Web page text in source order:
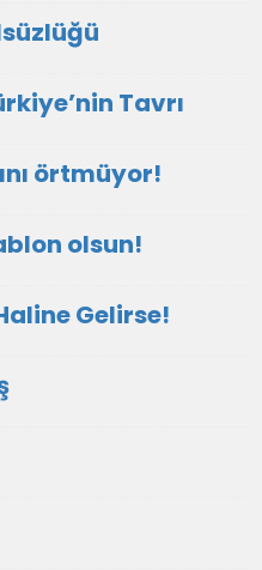
Tavrı
örtmüyor!
olsun!
Gelirse!